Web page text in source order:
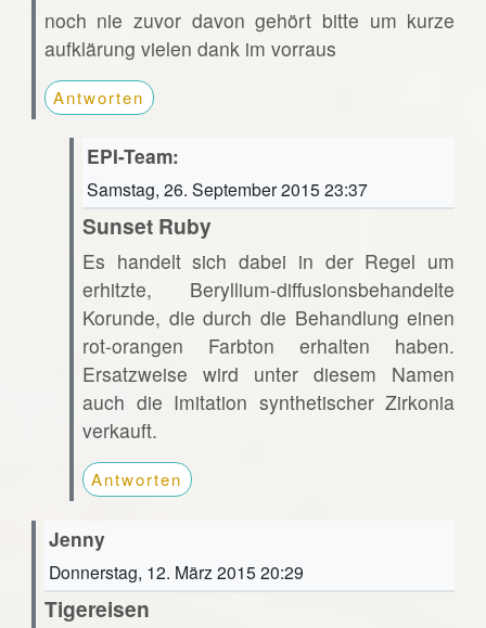
noch nie zuvor davon gehört bitte um kurze
aufklärung vielen dank im vorraus
Antworten
EPI-Team:
Samstag, 26. September 2015 23:37
Sunset Ruby
Es handelt sich dabei in der Regel um
erhitzte, Beryllium-diffusionsbehandelte
Korunde, die durch die Behandlung einen
rot-orangen Farbton erhalten haben.
Ersatzweise wird unter diesem Namen
auch die Imitation synthetischer Zirkonia
verkauft.
Antworten
Jenny
Donnerstag, 12. März 2015 20:29
Tigereisen